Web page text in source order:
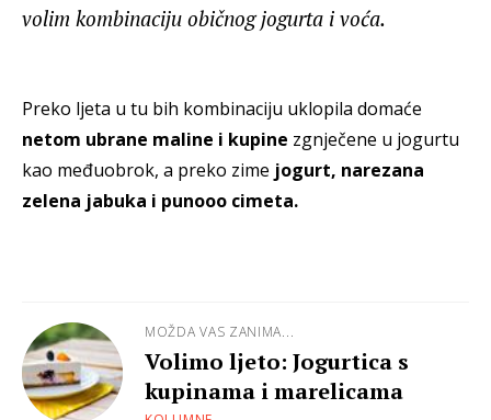
volim kombinaciju običnog jogurta i voća.
Preko ljeta u tu bih kombinaciju uklopila domaće
netom ubrane maline i kupine zgnječene u jogurtu
kao međuobrok, a preko zime jogurt, narezana
zelena jabuka i punooo cimeta.
MOŽDA VAS ZANIMA...
Volimo ljeto: Jogurtica s
kupinama i marelicama